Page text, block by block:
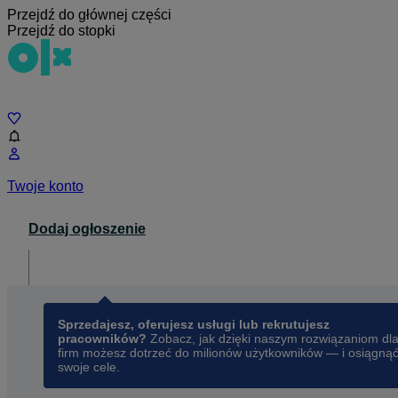
Przejdź do głównej części
Przejdź do stopki
Twoje konto
Dodaj ogłoszenie
Sprzedajesz, oferujesz usługi lub rekrutujesz
pracowników? Zobacz, jak dzięki naszym rozwiązaniom dla
firm możesz dotrzeć do milionów użytkowników — i osiągnąć
swoje cele.